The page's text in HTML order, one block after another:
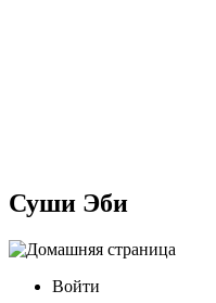
Суши Эби
Войти